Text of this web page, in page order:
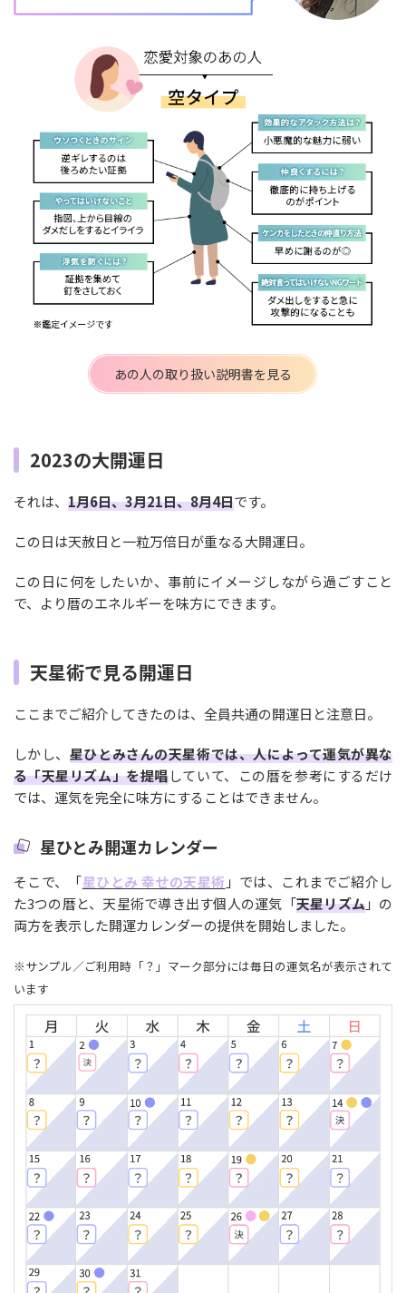
あの人の取り扱い説明書を見る
2023の大開運日
それは、 1月6日、3月21日、8月4日です。
この日は天赦日と一粒万倍日が重なる大開運日。
この日に何をしたいか、事前にイメージしながら過ごすこと
で、より暦のエネルギーを味方にできます。
天星術で見る開運日
ここまでご紹介してきたのは、全員共通の開運日と注意日。
しかし、 星ひとみさんの天星術では、人によって運気が異な
る「天星リズム」を提唱していて、この暦を参考にするだけ
では、運気を完全に味方にすることはできません。
星ひとみ開運カレンダー
そこで、「星ひとみ 幸せの天星術 」では、これまでご紹介し
た3つの暦と、天星術で導き出す個人の運気「天星リズム」の
両方を表示した開運カレンダーの提供を開始しました。
※サンプル／ご利用時「？」マーク部分には毎日の運気名が表示されて
います